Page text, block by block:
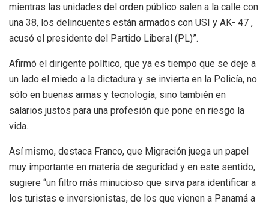
mientras las unidades del orden público salen a la calle con
una 38, los delincuentes están armados con USI y AK- 47 ,
acusó el presidente del Partido Liberal (PL)”.
Afirmó el dirigente político, que ya es tiempo que se deje a
un lado el miedo a la dictadura y se invierta en la Policía, no
sólo en buenas armas y tecnología, sino también en
salarios justos para una profesión que pone en riesgo la
vida.
Así mismo, destaca Franco, que Migración juega un papel
muy importante en materia de seguridad y en este sentido,
sugiere “un filtro más minucioso que sirva para identificar a
los turistas e inversionistas, de los que vienen a Panamá a